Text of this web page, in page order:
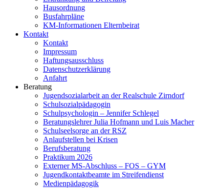
Hausordnung
Busfahrpläne
KM-Informationen Elternbeirat
Kontakt
Kontakt
Impressum
Haftungsausschluss
Datenschutzerklärung
Anfahrt
Beratung
Jugendsozialarbeit an der Realschule Zirndorf
Schulsozialpädagogin
Schulpsychologin – Jennifer Schlegel
Beratungslehrer Julia Hofmann und Luis Macher
Schulseelsorge an der RSZ
Anlaufstellen bei Krisen
Berufsberatung
Praktikum 2026
Externer MS-Abschluss – FOS – GYM
Jugendkontaktbeamte im Streifendienst
Medienpädagogik